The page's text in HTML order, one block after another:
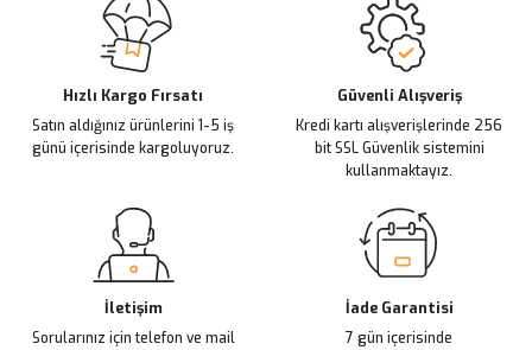
Ürün açıklamasında eksik bilgiler bulunuyor.
Ürün bilgilerinde hatalar bulunuyor.
Ürün fiyatı diğer sitelerden daha pahalı.
Bu ürüne benzer farklı alternatifler olmalı.
Hızlı Kargo Fırsatı
Satın aldığınız ürünlerini 1-5 iş
günü içerisinde kargoluyoruz.
Güvenli Alışveriş
Kredi kartı alışverişlerinde 256
bit SSL Güvenlik sistemini
kullanmaktayız.
İletişim
Sorularınız için telefon ve mail
İade Garantisi
7 gün içerisinde